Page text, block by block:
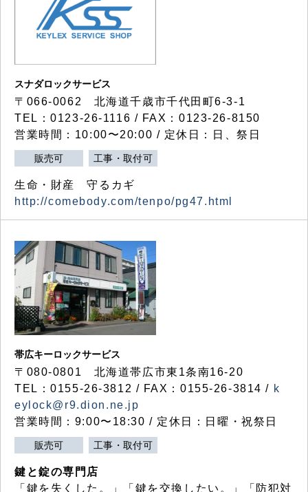
スナダロックサービス
〒066-0062 北海道千歳市千代田町6-3-1
TEL：0123-26-1116 / FAX：0123-26-8150
営業時間：10:00〜20:00 / 定休日：日、祭日
販売可 工事・取付可
生命・財産 守るカギ
http://comebody.com/tenpo/pg47.html
帯広キーロックサービス
〒080-0801 北海道帯広市東1条南16-20
TEL：0155-26-3812 / FAX：0155-26-3814 / k
eylock@r9.dion.ne.jp
営業時間：9:00〜18:30 / 定休日：日曜・祝祭日
販売可 工事・取付可
鍵と錠の専門店
「鍵を失くした。」「鍵を交換したい。」「防犯対